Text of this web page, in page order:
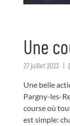
Une
27 juillet 2023
Une belle
Pargny-les-
course où
est simple: